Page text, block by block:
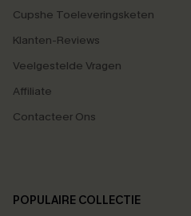
Cupshe Toeleveringsketen
Klanten-Reviews
Veelgestelde Vragen
Affiliate
Contacteer Ons
POPULAIRE COLLECTIE